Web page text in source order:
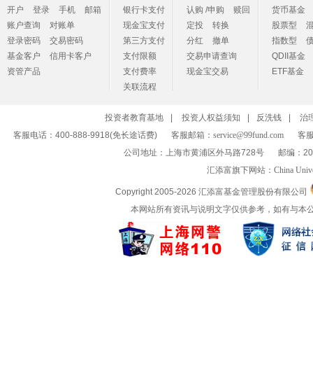
开户
登录 手机
邮箱
账户查询
对账单
登录密码
交易密码
基金客户
信用卡客户
资管产品
银行卡支付
现金宝支付
第三方支付
支付限额
支付费率
关联流程
认购 /申购
赎回
定投
转换
分红
撤单
交易申请查询
现金宝交易
货币基金
股票型
指数型
QDII基金
ETF基金
投资者教育基地 投资人权益须知 反洗钱
治
客服电话：400-888-9918(免长途话费)
客服邮箱：service@99fund.com
客
公司地址：上海市黄浦区外马路728号
邮编：
汇添富旗下网站：China
Copyright 2005-2026 汇添富基金管理股份有限公司
本网站所有资讯与说明文字仅供参考，如有与本